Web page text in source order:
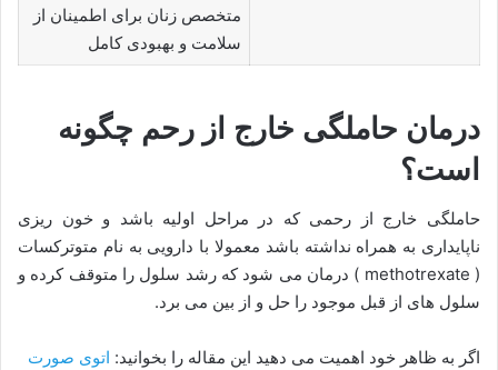
متخصص زنان برای اطمینان از
سلامت و بهبودی کامل
درمان حاملگی خارج از رحم چگونه
است؟
حاملگی خارج از رحمی که در مراحل اولیه باشد و خون ریزی
ناپایداری به همراه نداشته باشد معمولا با دارویی به نام متوترکسات
( methotrexate ) درمان می شود که رشد سلول را متوقف کرده و
سلول های از قبل موجود را حل و از بین می برد.
اگر به ظاهر خود اهمیت می دهید این مقاله را بخوانید: اتوی صورت